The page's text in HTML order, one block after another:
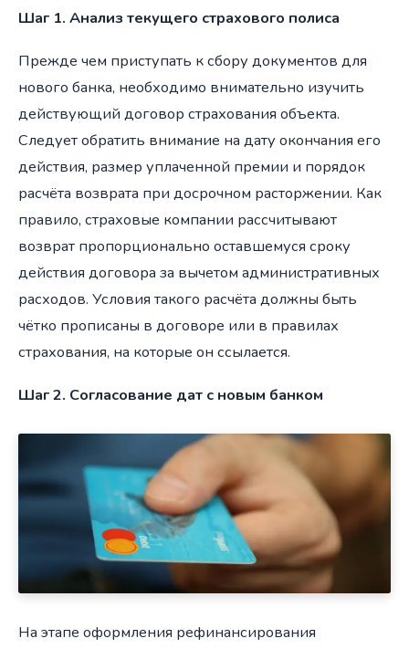
Шаг 1. Анализ текущего страхового полиса
Прежде чем приступать к сбору документов для
нового банка, необходимо внимательно изучить
действующий договор страхования объекта.
Следует обратить внимание на дату окончания его
действия, размер уплаченной премии и порядок
расчёта возврата при досрочном расторжении. Как
правило, страховые компании рассчитывают
возврат пропорционально оставшемуся сроку
действия договора за вычетом административных
расходов. Условия такого расчёта должны быть
чётко прописаны в договоре или в правилах
страхования, на которые он ссылается.
Шаг 2. Согласование дат с новым банком
На этапе оформления рефинансирования